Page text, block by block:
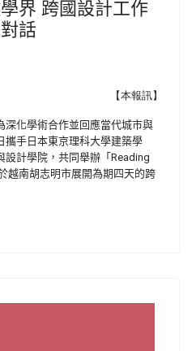
界 跨國設計工作
話
【本報訊】
深化學術合作並回應當代城市與
攜手日本東京理科大學建築學
計學院，共同舉辦「Reading
越南胡志明市展開為期四天的跨